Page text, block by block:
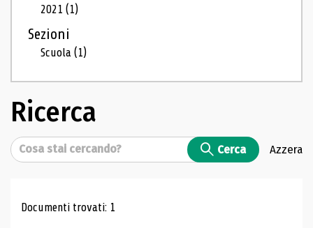
2021(1)
Sezioni
Scuola(1)
Ricerca
Cerca Cerca Azzera
Risultati di ricerca
Documenti trovati: 1